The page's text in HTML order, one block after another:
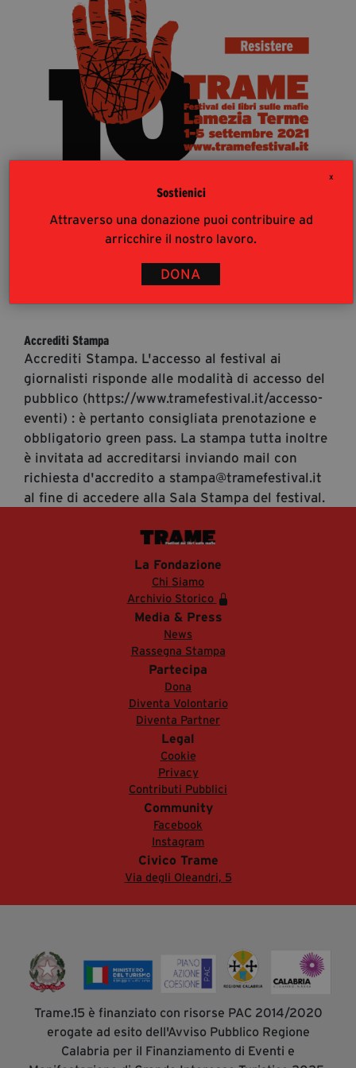
X
Sostienici
Attraverso una donazione puoi contribuire ad
arricchire il nostro lavoro.
DONA
segreteria@tramefestival.it
info@tramefestival.it
+39 346 954 4078
Accrediti Stampa
Accrediti Stampa. L'accesso al festival ai
giornalisti risponde alle modalità di accesso del
pubblico (https://www.tramefestival.it/accesso-
eventi) : è pertanto consigliata prenotazione e
obbligatorio green pass. La stampa tutta inoltre
è invitata ad accreditarsi inviando mail con
richiesta d'accredito a stampa@tramefestival.it
al fine di accedere alla Sala Stampa del festival.
La Fondazione
Chi Siamo
Archivio Storico
Media & Press
News
Rassegna Stampa
Partecipa
Dona
Diventa Volontario
Diventa Partner
Legal
Cookie
Privacy
Contributi Pubblici
Community
Facebook
Instagram
Civico Trame
Via degli Oleandri, 5
Trame.15 è finanziato con risorse PAC 2014/2020
erogate ad esito dell'Avviso Pubblico Regione
Calabria per il Finanziamento di Eventi e